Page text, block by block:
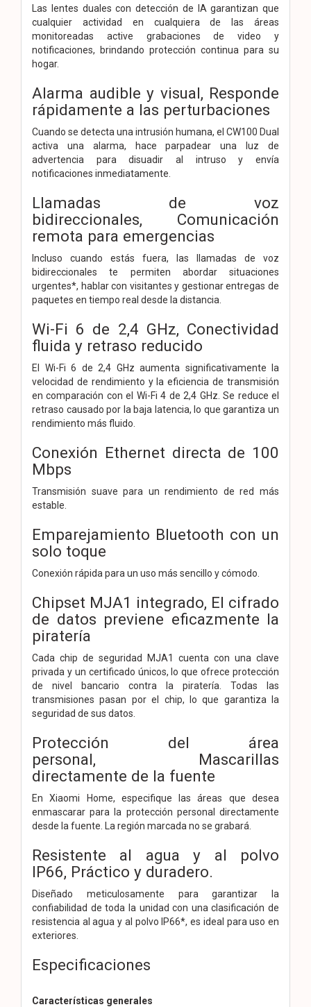
Las lentes duales con detección de IA garantizan que
cualquier actividad en cualquiera de las áreas
monitoreadas active grabaciones de video y
notificaciones, brindando protección continua para su
hogar.
Alarma audible y visual, Responde
rápidamente a las perturbaciones
Cuando se detecta una intrusión humana, el CW100 Dual
activa una alarma, hace parpadear una luz de
advertencia para disuadir al intruso y envía
notificaciones inmediatamente.
Llamadas de voz
bidireccionales, Comunicación
remota para emergencias
Incluso cuando estás fuera, las llamadas de voz
bidireccionales te permiten abordar situaciones
urgentes*, hablar con visitantes y gestionar entregas de
paquetes en tiempo real desde la distancia.
Wi-Fi 6 de 2,4 GHz, Conectividad
fluida y retraso reducido
El Wi-Fi 6 de 2,4 GHz aumenta significativamente la
velocidad de rendimiento y la eficiencia de transmisión
en comparación con el Wi-Fi 4 de 2,4 GHz. Se reduce el
retraso causado por la baja latencia, lo que garantiza un
rendimiento más fluido.
Conexión Ethernet directa de 100
Mbps
Transmisión suave para un rendimiento de red más
estable.
Emparejamiento Bluetooth con un
solo toque
Conexión rápida para un uso más sencillo y cómodo.
Chipset MJA1 integrado, El cifrado
de datos previene eficazmente la
piratería
Cada chip de seguridad MJA1 cuenta con una clave
privada y un certificado únicos, lo que ofrece protección
de nivel bancario contra la piratería. Todas las
transmisiones pasan por el chip, lo que garantiza la
seguridad de sus datos.
Protección del área
personal, Mascarillas
directamente de la fuente
En Xiaomi Home, especifique las áreas que desea
enmascarar para la protección personal directamente
desde la fuente. La región marcada no se grabará.
Resistente al agua y al polvo
IP66, Práctico y duradero.
Diseñado meticulosamente para garantizar la
confiabilidad de toda la unidad con una clasificación de
resistencia al agua y al polvo IP66*, es ideal para uso en
exteriores.
Especificaciones
Características generales